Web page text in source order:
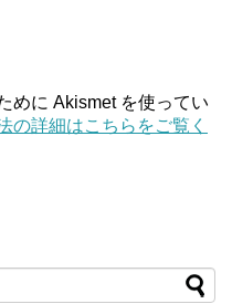
めに Akismet を使ってい
の詳細はこちらをご覧く